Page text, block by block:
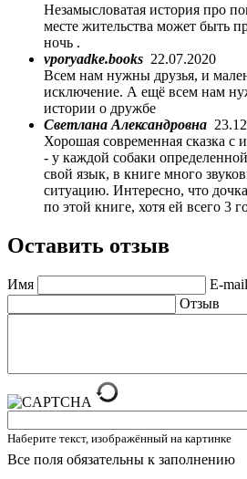
Незамысловатая история про
месте жительства может быть
ночь .
vporyadke.books 22.07.2020
Всем нам нужны друзья, и
исключение. А ещё всем нам
истории о дружбе
Светлана Александровна
Хорошая современная сказка с
- у каждой собаки
свой язык, в книге много
ситуацию. Интересно, что
по этой книге, хотя ей всего 3
Оставить отзыв
Имя
E-mail
Отзыв
Наберите текст, изображённый на картинке
Все поля обязательны к заполнению